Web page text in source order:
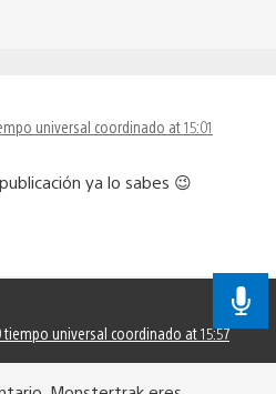
universal coordinado at 15:01
ya lo sabes 😉
tiempo universal coordinado at 15:57